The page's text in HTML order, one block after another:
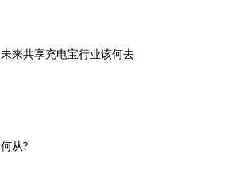
未来共享充电宝行业该何去
何从?